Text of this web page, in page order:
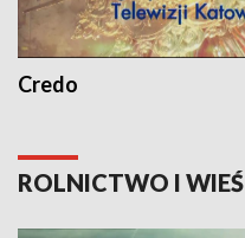
Credo
ROLNICTWO I WIEŚ